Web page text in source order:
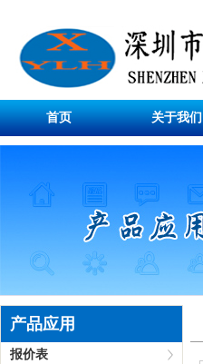
首页 关于我们
产品应用
报价表